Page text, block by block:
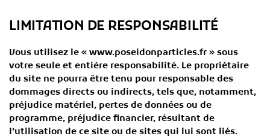
LIMITATION DE RESPONSABILITÉ
Vous utilisez le « www.poseidonparticles.fr » sous
votre seule et entière responsabilité. Le propriétaire
du site ne pourra être tenu pour responsable des
dommages directs ou indirects, tels que, notamment,
préjudice matériel, pertes de données ou de
programme, préjudice financier, résultant de
l’utilisation de ce site ou de sites qui lui sont liés.